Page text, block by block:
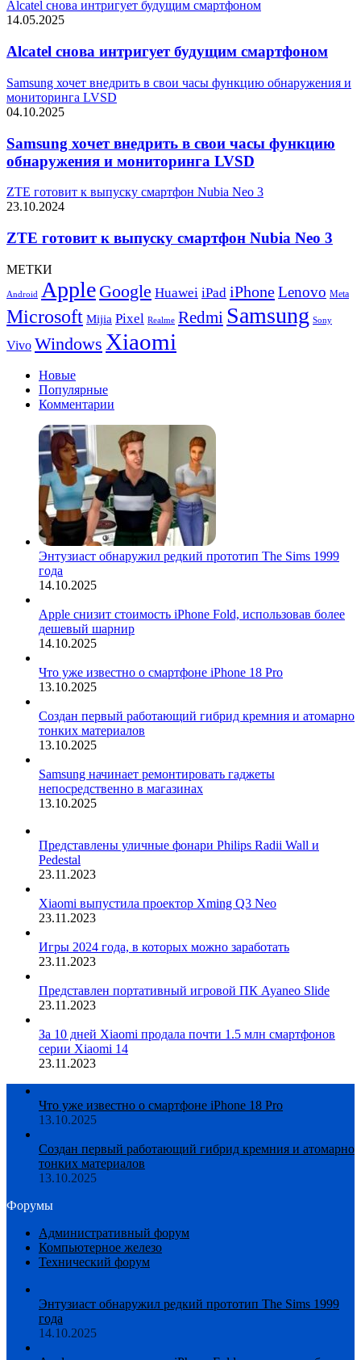
Alcatel снова интригует будущим смартфоном
14.05.2025
Alcatel снова интригует будущим смартфоном
Samsung хочет внедрить в свои часы функцию обнаружения и
мониторинга LVSD
04.10.2025
Samsung хочет внедрить в свои часы функцию
обнаружения и мониторинга LVSD
ZTE готовит к выпуску смартфон Nubia Neo 3
23.10.2024
ZTE готовит к выпуску смартфон Nubia Neo 3
МЕТКИ
Android Apple Google Huawei iPad iPhoneLenovo Meta
Microsoft Mijia Pixel Realme Redmi Samsung Sony
Vivo Windows Xiaomi
Новые
Популярные
Комментарии
Энтузиаст обнаружил редкий прототип The Sims 1999
года
14.10.2025
Apple снизит стоимость iPhone Fold, использовав более
дешевый шарнир
14.10.2025
Что уже известно о смартфоне iPhone 18 Pro
13.10.2025
Создан первый работающий гибрид кремния и атомарно
тонких материалов
13.10.2025
Samsung начинает ремонтировать гаджеты
непосредственно в магазинах
13.10.2025
Представлены уличные фонари Philips Radii Wall и
Pedestal
23.11.2023
Xiaomi выпустила проектор Xming Q3 Neo
23.11.2023
Игры 2024 года, в которых можно заработать
23.11.2023
Представлен портативный игровой ПК Ayaneo Slide
23.11.2023
За 10 дней Xiaomi продала почти 1.5 млн смартфонов
серии Xiaomi 14
23.11.2023
Что уже известно о смартфоне iPhone 18 Pro
13.10.2025
Создан первый работающий гибрид кремния и атомарно
тонких материалов
13.10.2025
Форумы
Административный форум
Компьютерное железо
Технический форум
Энтузиаст обнаружил редкий прототип The Sims 1999
года
14.10.2025